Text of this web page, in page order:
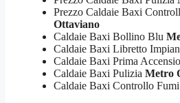
Prezzo Caldaie Baxi
Ottaviano
Caldaie Baxi Bollino Blu
Caldaie Baxi Libretto
Caldaie Baxi Prima
Caldaie Baxi Pulizia Metro
Caldaie Baxi Controllo Fumi